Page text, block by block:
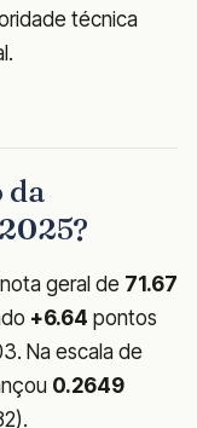
técnica
da
geral de 71.67
+6.64 pontos
Na escala de
0.2649